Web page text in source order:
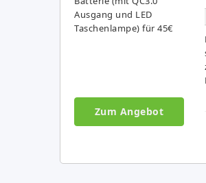
Zum Angebot